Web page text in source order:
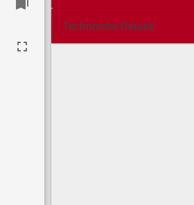
Technische Details